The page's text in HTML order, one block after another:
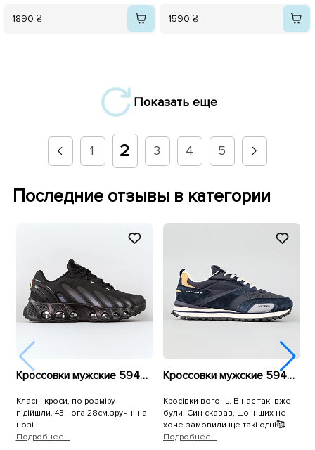
1890 ₴ 1590 ₴
Показать еще
1 2 3 4 5
Последние отзывы в категории
Кроссовки мужские 594878 Черные
Класні кроси, по розміру
підійшли, 43 нога 28см.зручні на
нозі.
Подробнее...
Кроссовки мужские 594637 Синие
Кросівки вогонь. В нас такі вже
були. Син сказав, що інших не
хоче замовили ще такі одні🥰
Подробнее...